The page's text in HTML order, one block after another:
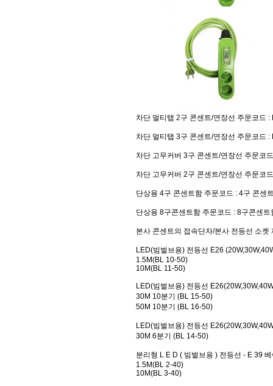
차단 멀티탭 2구 콘센트/연장선 주문코드 :
차단 멀티탭 3구 콘센트/연장선 주문코드 :
차단 고무커버 3구 콘센트/연장선 주문코
차단 고무커버 2구 콘센트/연장선 주문코
단상용 4구 콘센트함 주문코드 : 4구 콘센
단상용 8구콘센트함 주문코드 : 8구콘센트
본사 콘센트의 접속단자/본사 전등선 소켓
LED(빔벌브용) 전등선 E26
1.5M(BL 10-50)
10M(BL 11-50)
LED(빔벌브용) 전등선
30M 10분기 (BL 15-50)
50M 10분기 (BL 16-50)
LED(빔벌브용) 전등선
30M 6분기 (BL 14-50)
분리형 L E D ( 빔벌브용 ) 전등선 - E 39
1.5M(BL 2-40)
10M(BL 3-40)